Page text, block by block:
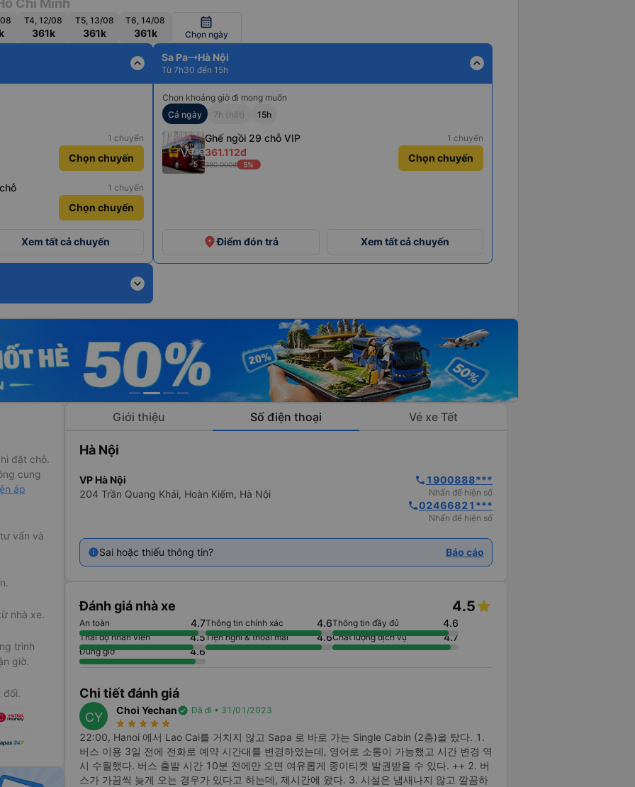
Chí Minh
T4, 12/08
361k
T5, 13/08
361k
T6, 14/08
361k
calendar_month
Chọn ngày
expand_less
1 chuyến
Chọn chuyến
1 chuyến
Chọn chuyến
Xem tất cả chuyến
Sa Pa Hà Nội
Từ 7h30 đến 15h expand_less
Chọn khoảng giờ đi mong muốn
Cả ngày
7h (hết) 15h
+5
Ghế ngồi 29 chỗ VIP 1 chuyến
361.112đ
380.000đ 5%
Chọn chuyến
placeĐiểm đón trả Xem tất cả chuyến
expand_more
đặt chỗ.
cung
áp
vấn và
nhà xe.
trình
giờ.
đối.
Giới thiệu Số điện thoại Vé xe Tết
muốn
nhất cho
hòa mát
thể thư
Hà Nội
VP Hà Nội
204 Trần Quang Khải, Hoàn Kiếm, Hà Nội
phone 1900888***
Nhấn để hiện số
phone02466821***
Nhấn để hiện số
Sai hoặc thiếu thông tin? Báo cáo
Đánh giá nhà xe 4.5
An toàn 4.7Thông tin chính xác 4.6Thông tin đầy đủ 4.6
Thái độ nhân viên 4.5Tiện nghi & thoải mái 4.6Chất lượng dịch vụ 4.7
Đúng giờ 4.6
Chi tiết đánh giá
CY Choi Yechanverified Đã đi • 31/01/2023
star_rate star_rate star_rate star_rate star_rate
22:00, Hanoi 에서 Lao Cai를 거치지 않고 Sapa 로 바로 가는 Single Cabin (2층)을 탔다. 1.
버스 이용 3일 전에 전화로 예약 시간대를 변경하였는데, 영어로 소통이 가능했고 시간 변경 역
시 수월했다. 버스 출발 시간 10분 전에만 오면 여유롭게 종이티켓 발권받을 수 있다. ++ 2. 버
스가 가끔씩 늦게 오는 경우가 있다고 하는데, 제시간에 왔다. 3. 시설은 냄새나지 않고 깔끔하